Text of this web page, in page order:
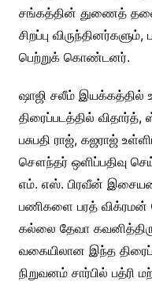
சங்கத்தின் துணைத்
சிறப்பு
பெற்றுக் கொண்டனர்.
ஷாஜி சலீம் இயக்கத்தில்
திரைப்படத்தில்
பசுபதி ராஜ், கஜராஜ்
சௌந்தர் ஒளிப்பதிவு
எம். எஸ். பிரவீன்
பணிகளை பரத்
கல்லை தேவா
வகையிலான இந்த
நிறுவனம் சார்பில்